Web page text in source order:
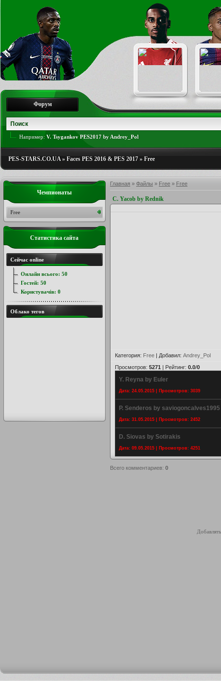
Форум
Например: V. Tsygankov PES2017 by Andrey_Pol
PES-STARS.CO.UA» Faces PES 2016 & PES 2017 » Free
Главная » Файлы » Free » Free
C. Yacob by Rednik
Категория: Free | Добавил: Andrey_Pol
Просмотров: 5271 | Рейтинг: 0.0/0
Y. Reyna by Euler
Дата: 24.05.2015 | Просмотров: 3039
P. Senderos by saviogoncalves1995
Дата: 31.05.2015 | Просмотров: 2452
D. Siovas by Sotirakis
Дата: 09.05.2015 | Просмотров: 4251
Всего комментариев: 0
Чемпионаты
Free
Статистика сайта
Сейчас online
Онлайн всього: 50
Гостей: 50
Користувачів: 0
Облако тегов